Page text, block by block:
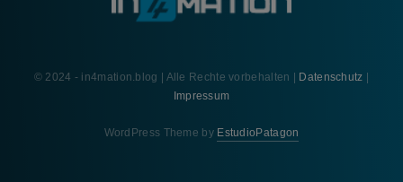
© 2024 - in4mation.blog | Alle Rechte vorbehalten | Datenschutz |
Impressum
WordPress Theme by EstudioPatagon